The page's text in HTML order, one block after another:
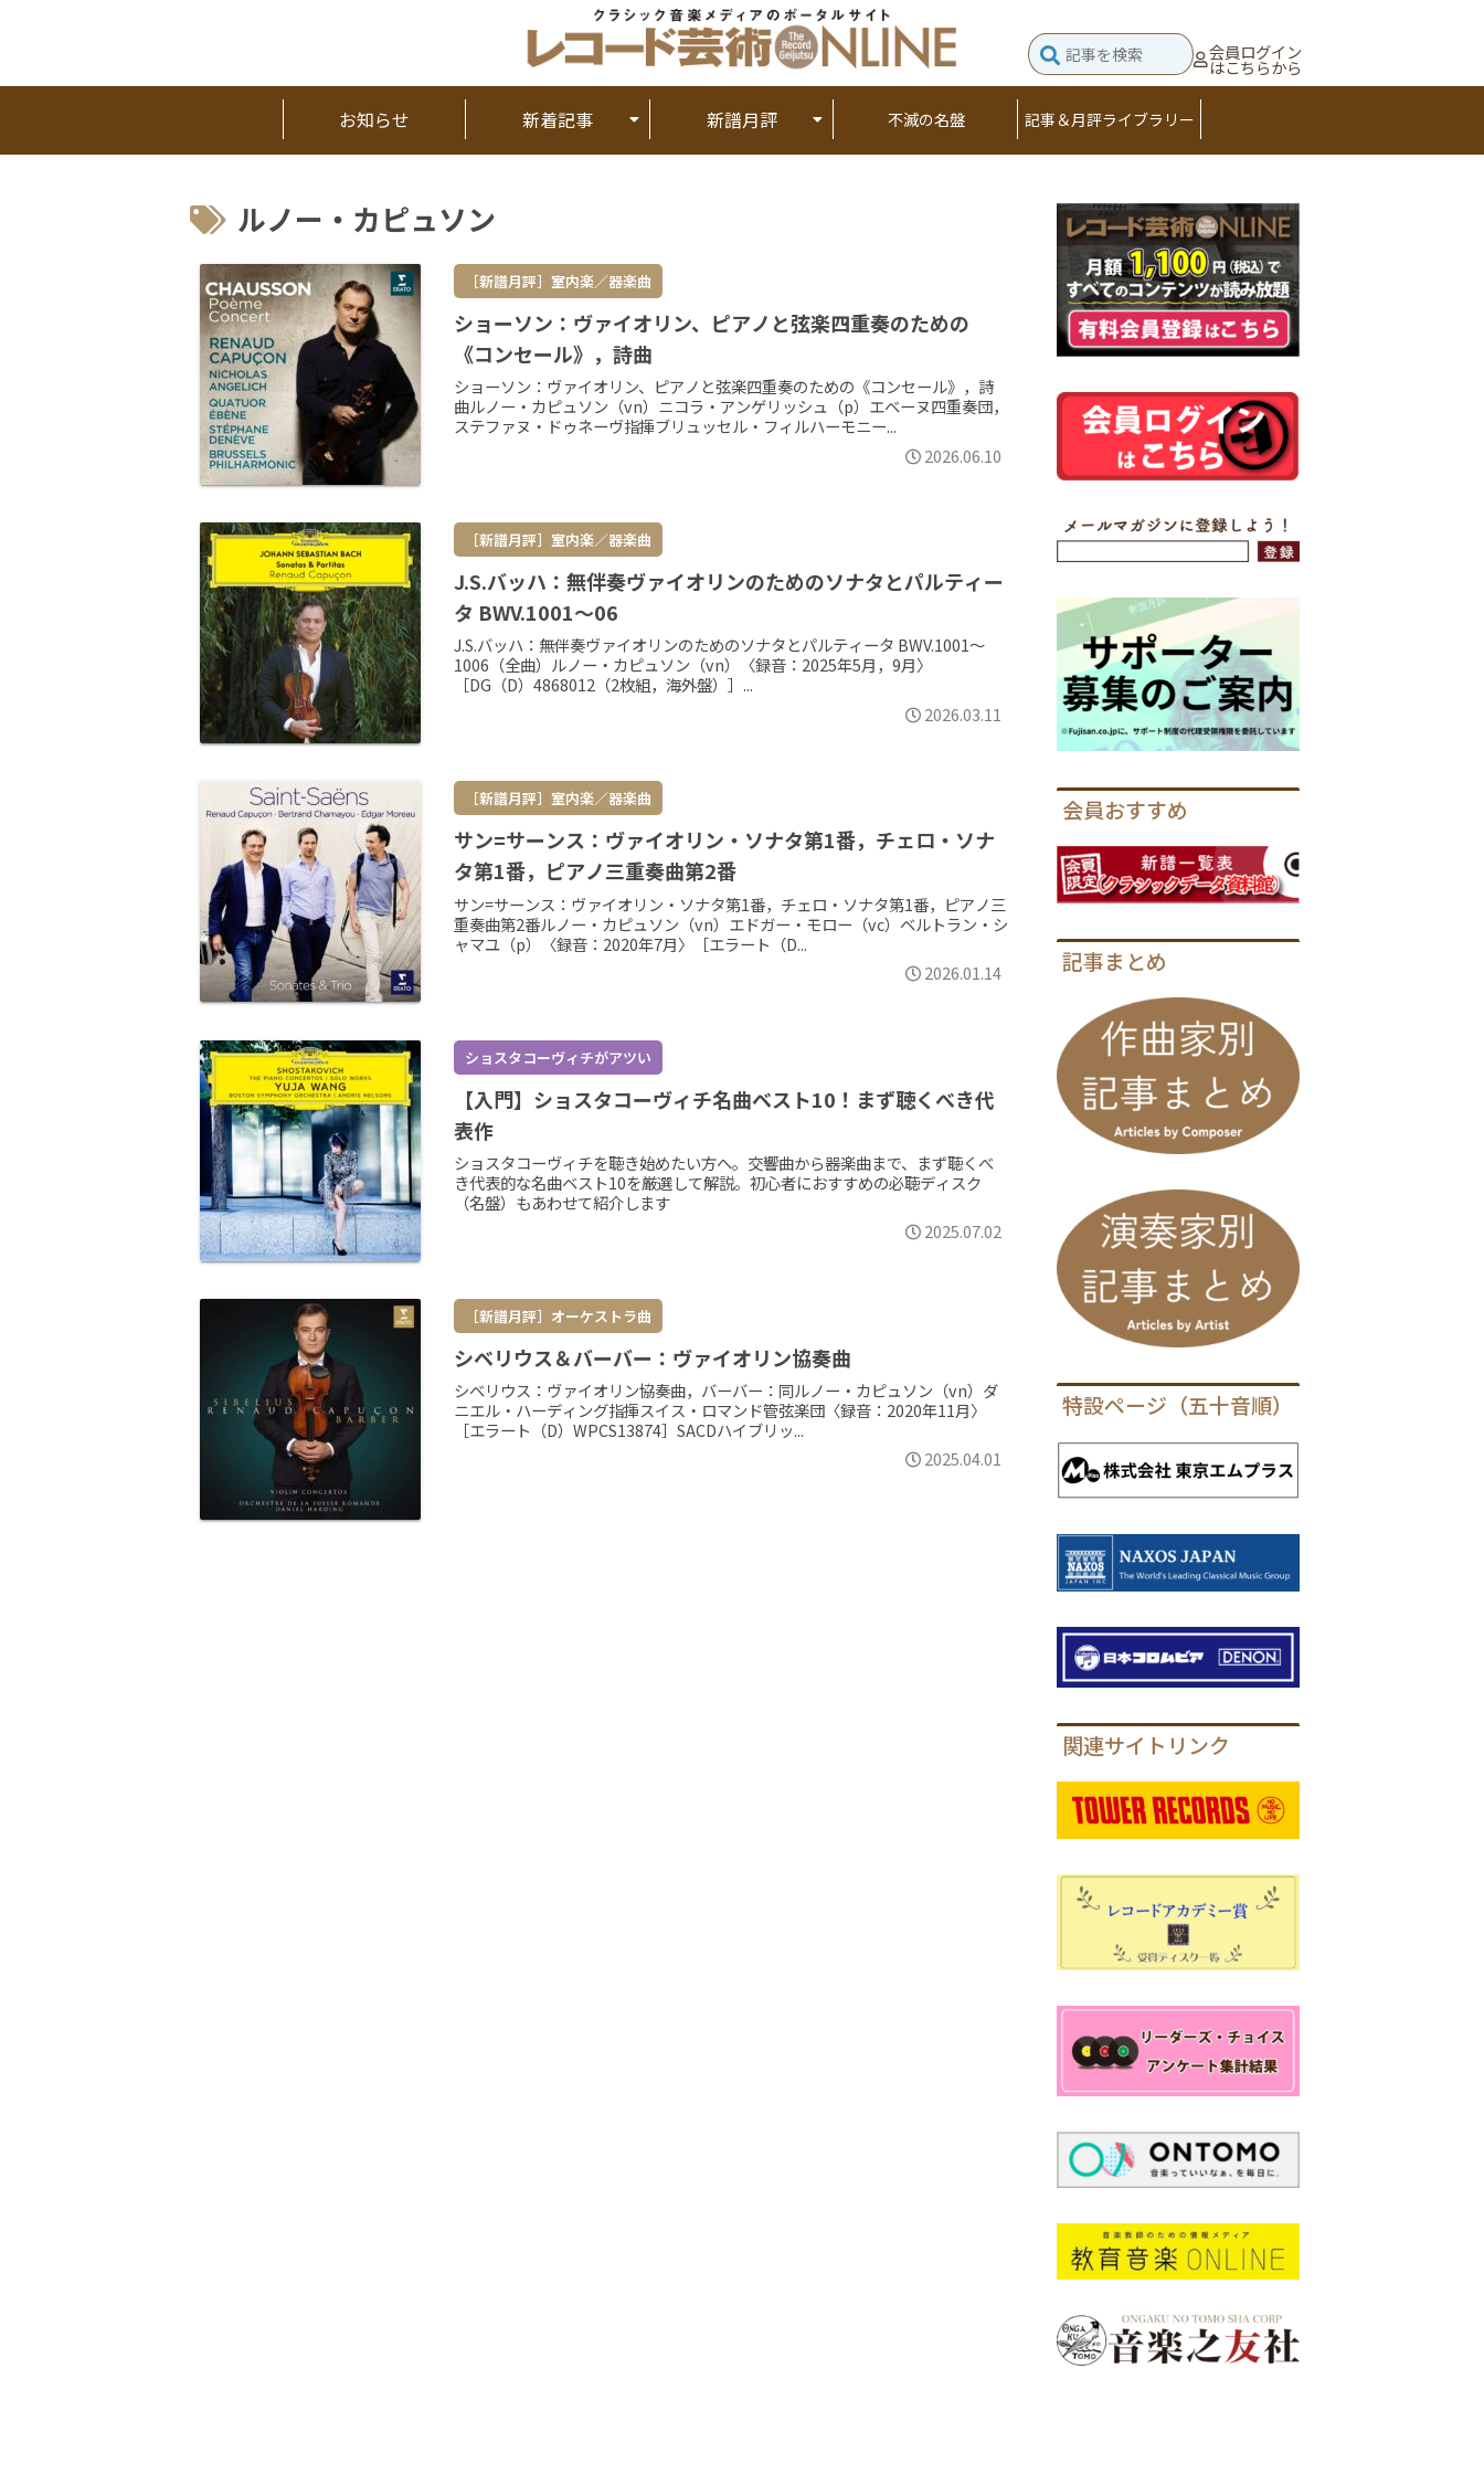
会員ログイン
はこちらから
お知らせ 新着記事 新譜月評 不滅の名盤 記事＆月評ライブラリー
ルノー・カピュソン
［新譜月評］室内楽／器楽曲
ショーソン：ヴァイオリン、ピアノと弦楽四重奏のための
《コンセール》，詩曲
ショーソン：ヴァイオリン、ピアノと弦楽四重奏のための《コンセール》，詩
曲ルノー・カピュソン（vn）ニコラ・アンゲリッシュ（p）エベーヌ四重奏団，
ステファヌ・ドゥネーヴ指揮ブリュッセル・フィルハーモニー...
2026.06.10
［新譜月評］室内楽／器楽曲
J.S.バッハ：無伴奏ヴァイオリンのためのソナタとパルティー
タ BWV.1001～06
J.S.バッハ：無伴奏ヴァイオリンのためのソナタとパルティータ BWV.1001～
1006（全曲）ルノー・カピュソン（vn）〈録音：2025年5月，9月〉
［DG（D）4868012（2枚組，海外盤）］...
2026.03.11
［新譜月評］室内楽／器楽曲
サン=サーンス：ヴァイオリン・ソナタ第1番，チェロ・ソナ
タ第1番，ピアノ三重奏曲第2番
サン=サーンス：ヴァイオリン・ソナタ第1番，チェロ・ソナタ第1番，ピアノ三
重奏曲第2番ルノー・カピュソン（vn）エドガー・モロー（vc）ベルトラン・シ
ャマユ（p）〈録音：2020年7月〉［エラート（D...
2026.01.14
ショスタコーヴィチがアツい
【入門】ショスタコーヴィチ名曲ベスト10！まず聴くべき代
表作
ショスタコーヴィチを聴き始めたい方へ。交響曲から器楽曲まで、まず聴くべ
き代表的な名曲ベスト10を厳選して解説。初心者におすすめの必聴ディスク
（名盤）もあわせて紹介します
2025.07.02
［新譜月評］オーケストラ曲
シベリウス＆バーバー：ヴァイオリン協奏曲
シベリウス：ヴァイオリン協奏曲，バーバー：同ルノー・カピュソン（vn）ダ
ニエル・ハーディング指揮スイス・ロマンド管弦楽団〈録音：2020年11月〉
［エラート（D）WPCS13874］SACDハイブリッ...
2025.04.01
会員おすすめ
記事まとめ
特設ページ（五十音順）
関連サイトリンク